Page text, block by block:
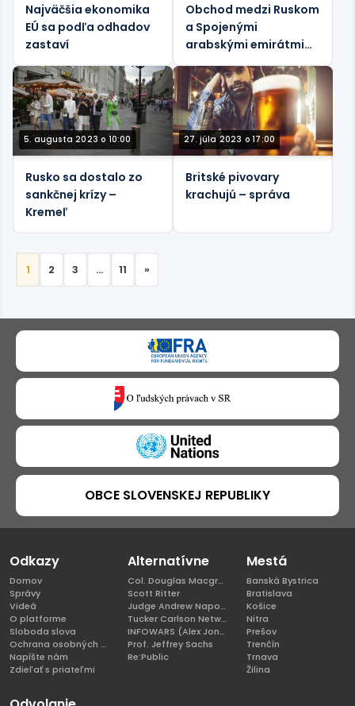
Najväčšia ekonomika
EÚ sa podľa odhadov
zastaví
Obchod medzi Ruskom
a Spojenými
arabskými emirátmi
Bloomberg
5. augusta 2023 o 10:00
Rusko sa dostalo zo
sankčnej krízy –
Kremeľ
27. júla 2023 o 17:00
Britské pivovary
krachujú – správa
1 2 3 … 11 »
OBCE SLOVENSKEJ REPUBLIKY
Odkazy
Domov
Správy
Videá
O platforme
Sloboda slova
Ochrana osobných údajov
Napíšte nám
Zdieľať s priateľmi
Alternatívne
Col. Douglas Macgregor, Ph.D
Scott Ritter
Judge Andrew Napolitano
Tucker Carlson Network
INFOWARS (Alex Jones)
Prof. Jeffrey Sachs
Re:Public
Mestá
Banská Bystrica
Bratislava
Košice
Nitra
Prešov
Trenčín
Trnava
Žilina